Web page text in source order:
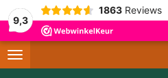
9,3
1863 Reviews